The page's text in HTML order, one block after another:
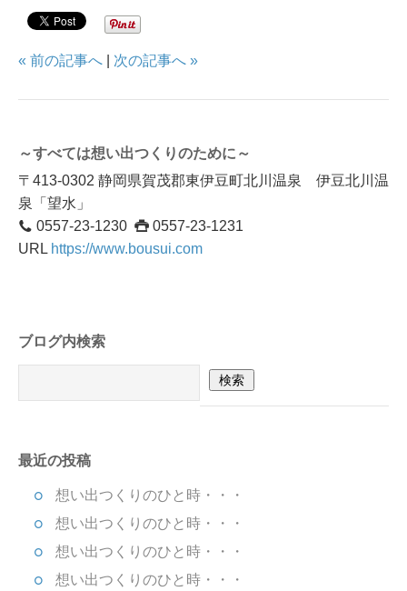
« 前の記事へ 次の記事へ »
～すべては想い出つくりのために～
〒413-0302 静岡県賀茂郡東伊豆町北川温泉 伊豆北川温
泉「望水」
0557-23-1230
0557-23-1231
URL https://www.bousui.com
ブログ内検索
最近の投稿
想い出つくりのひと時・・・
想い出つくりのひと時・・・
想い出つくりのひと時・・・
想い出つくりのひと時・・・